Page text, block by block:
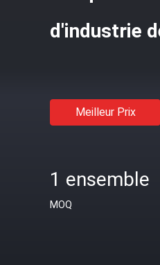
d'industrie
Meilleur Prix
1 ensemble
MOQ